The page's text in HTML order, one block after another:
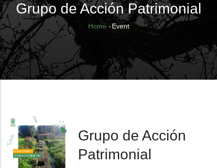
Grupo de Acción Patrimonial
Breadcrumb
Home - Event
Grupo de Acción
Patrimonial